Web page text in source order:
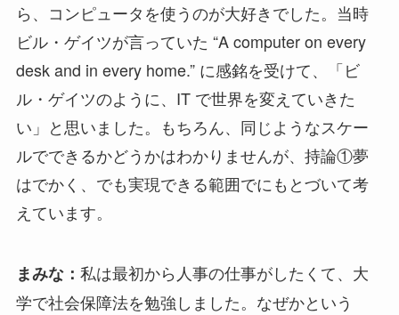
ら、コンピュータを使うのが大好きでした。当時
ビル・ゲイツが言っていた “A computer on every
desk and in every home.” に感銘を受けて、「ビ
ル・ゲイツのように、IT で世界を変えていきた
い」と思いました。もちろん、同じようなスケー
ルでできるかどうかはわかりませんが、持論①夢
はでかく、でも実現できる範囲でにもとづいて考
えています。
まみな： 私は最初から人事の仕事がしたくて、大
学で社会保障法を勉強しました。なぜかという